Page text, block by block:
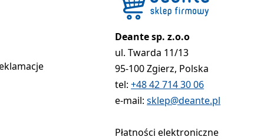
Deante sp. z.o.o
ul. Twarda 11/13
95-100 Zgierz, Polska
tel:+48 42 714 30 06
e-mail:sklep@deante.pl
Płatności elektroniczne